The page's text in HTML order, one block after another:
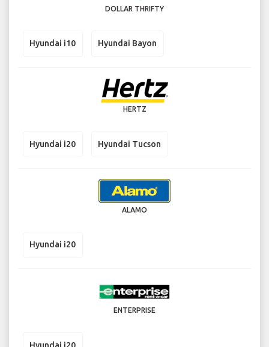
DOLLAR THRIFTY
Hyundai i10 Hyundai Bayon
HERTZ
Hyundai i20 Hyundai Tucson
ALAMO
Hyundai i20
ENTERPRISE
Hyundai i20